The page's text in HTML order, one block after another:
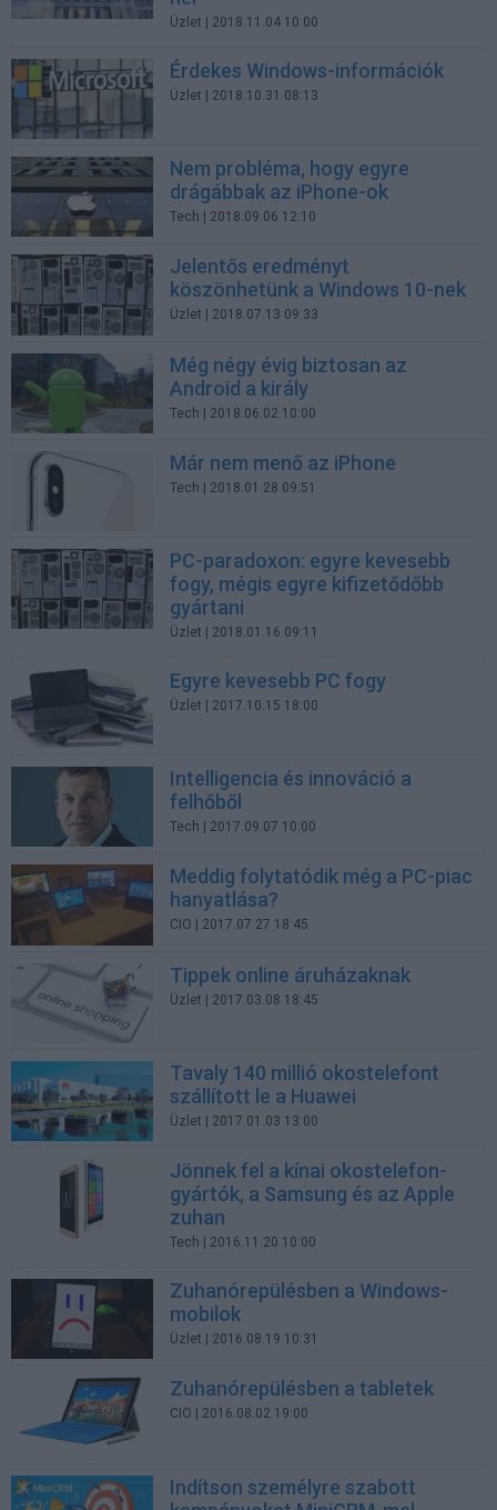
Üzlet | 2018.11.04 10:00
Érdekes Windows-információk
Üzlet | 2018.10.31 08:13
Nem probléma, hogy egyre
drágábbak az iPhone-ok
Tech | 2018.09.06 12:10
Jelentős eredményt
köszönhetünk a Windows 10-nek
Üzlet | 2018.07.13 09:33
Még négy évig biztosan az
Android a király
Tech | 2018.06.02 10:00
Már nem menő az iPhone
Tech | 2018.01.28 09:51
PC-paradoxon: egyre kevesebb
fogy, mégis egyre kifizetődőbb
gyártani
Üzlet | 2018.01.16 09:11
Egyre kevesebb PC fogy
Üzlet | 2017.10.15 18:00
Intelligencia és innováció a
felhőből
Tech | 2017.09.07 10:00
Meddig folytatódik még a PC-piac
hanyatlása?
CIO | 2017.07.27 18:45
Tippek online áruházaknak
Üzlet | 2017.03.08 18:45
Tavaly 140 millió okostelefont
szállított le a Huawei
Üzlet | 2017.01.03 13:00
Jönnek fel a kínai okostelefon-
gyártók, a Samsung és az Apple
zuhan
Tech | 2016.11.20 10:00
Zuhanórepülésben a Windows-
mobilok
Üzlet | 2016.08.19 10:31
Zuhanórepülésben a tabletek
CIO | 2016.08.02 19:00
Indítson személyre szabott